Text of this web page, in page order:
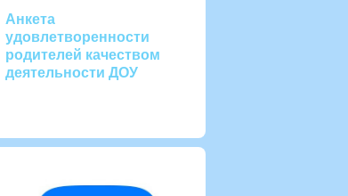
Анкета
удовлетворенности
родителей качеством
деятельности ДОУ